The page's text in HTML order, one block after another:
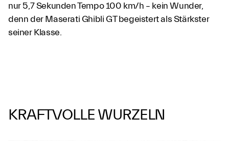
nur 5,7 Sekunden Tempo 100 km/h – kein Wunder,
denn der Maserati Ghibli GT begeistert als Stärkster
seiner Klasse.
KRAFTVOLLE WURZELN